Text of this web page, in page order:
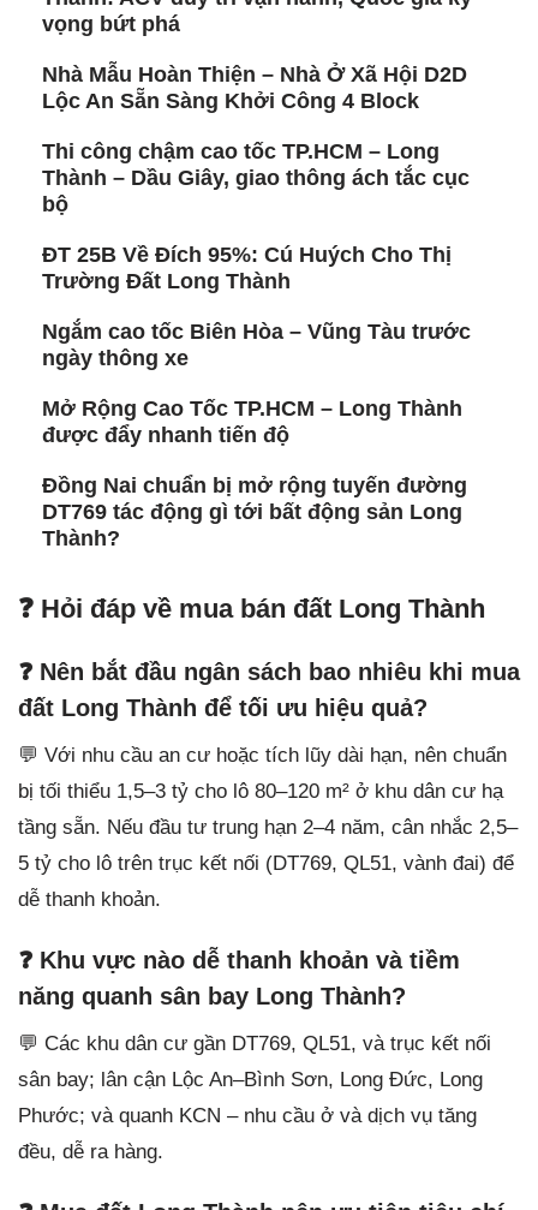
vọng bứt phá
Nhà Mẫu Hoàn Thiện – Nhà Ở Xã Hội D2D
Lộc An Sẵn Sàng Khởi Công 4 Block
Thi công chậm cao tốc TP.HCM – Long
Thành – Dầu Giây, giao thông ách tắc cục
bộ
ĐT 25B Về Đích 95%: Cú Huých Cho Thị
Trường Đất Long Thành
Ngắm cao tốc Biên Hòa – Vũng Tàu trước
ngày thông xe
Mở Rộng Cao Tốc TP.HCM – Long Thành
được đẩy nhanh tiến độ
Đồng Nai chuẩn bị mở rộng tuyến đường
DT769 tác động gì tới bất động sản Long
Thành?
❓ Hỏi đáp về mua bán đất Long Thành
❓ Nên bắt đầu ngân sách bao nhiêu khi mua
đất Long Thành để tối ưu hiệu quả?
💬 Với nhu cầu an cư hoặc tích lũy dài hạn, nên chuẩn
bị tối thiểu 1,5–3 tỷ cho lô 80–120 m² ở khu dân cư hạ
tầng sẵn. Nếu đầu tư trung hạn 2–4 năm, cân nhắc 2,5–
5 tỷ cho lô trên trục kết nối (DT769, QL51, vành đai) để
dễ thanh khoản.
❓ Khu vực nào dễ thanh khoản và tiềm
năng quanh sân bay Long Thành?
💬 Các khu dân cư gần DT769, QL51, và trục kết nối
sân bay; lân cận Lộc An–Bình Sơn, Long Đức, Long
Phước; và quanh KCN – nhu cầu ở và dịch vụ tăng
đều, dễ ra hàng.